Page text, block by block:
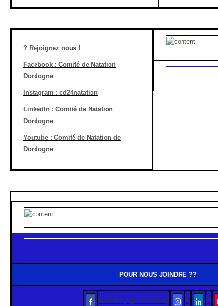
? Rejoignez nous !
Facebook : Comité de Natation
Dordogne
Instagram : cd24natation
LinkedIn : Comité de Natation
Dordogne
Youtube : Comité de Natation de
Dordogne
POUR NOUS JOINDRE ??
Nouvelle page Facebook ? ?